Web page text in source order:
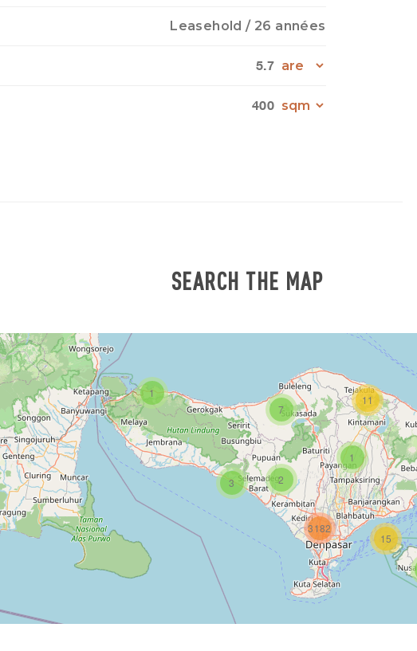
Leasehold/ 26 années
5.7
400
SEARCH THE MAP
1
1
3
7
2
15
11
3182